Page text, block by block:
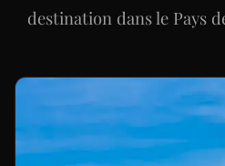
destination dans le Pays